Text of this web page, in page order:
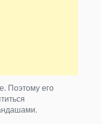
Поэтому его